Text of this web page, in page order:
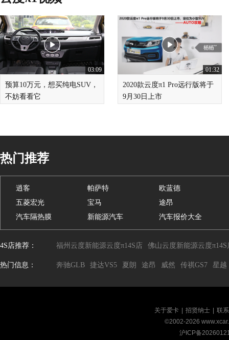
03:09
预算10万元，想买纯电SUV，
不妨看看它
01:32
2020款云度π1 Pro远行版将于
9月30日上市
热门推荐
逍客 帕萨特
欧蓝德
五菱宏光
宝马
途昂
汽车隔热膜
新能源汽车 汽车报价大全
4S店推荐： 福州云度新能源云度π14S店 佛山云度新能源云度π14S
热门信息： 奔驰GLB 捷达VS5 夏朗 途昂 威然 传祺GS7 星越
关于爱卡 招贤纳士
联
©2002-2026
沪ICP备